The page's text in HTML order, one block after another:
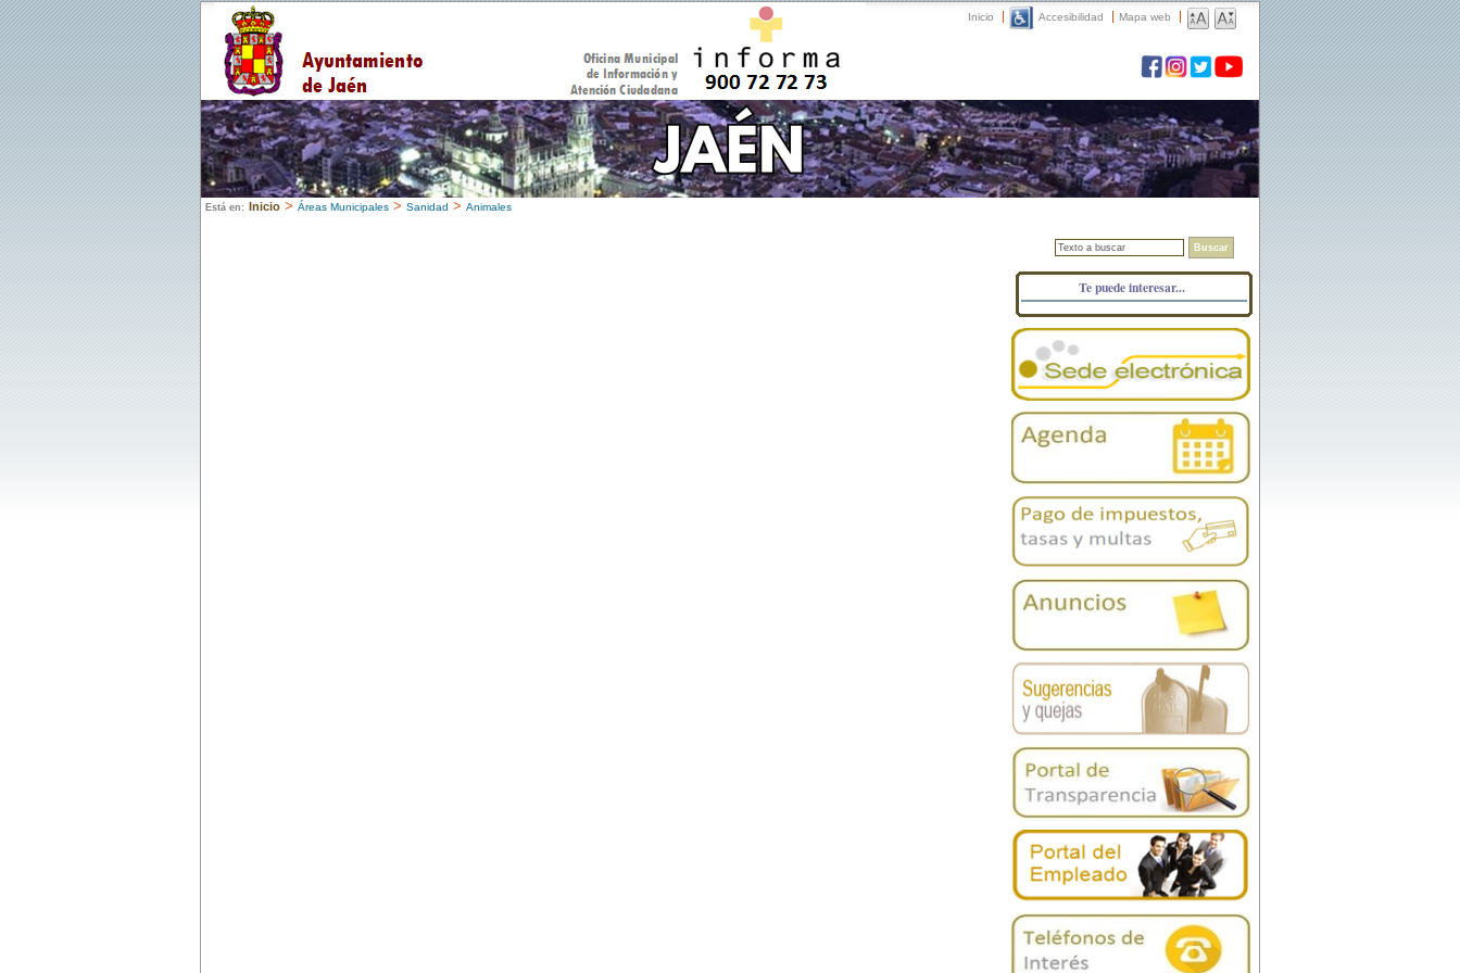
Inicio Accesibilidad Mapa web
Está en: Inicio > Áreas Municipales > Sanidad > Animales
Buscar
Te puede interesar...